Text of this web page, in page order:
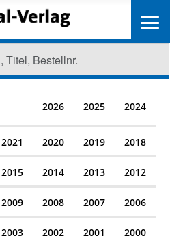
2026 2025 2024
2021 2020 2019 2018
2015 2014 2013 2012
2009 2008 2007 2006
2003 2002 2001 2000
≡